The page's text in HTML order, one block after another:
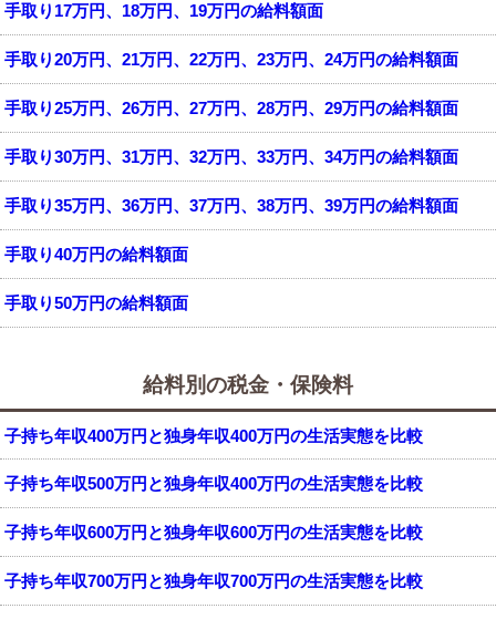
手取り17万円、18万円、19万円の給料額面
手取り20万円、21万円、22万円、23万円、24万円の給料額面
手取り25万円、26万円、27万円、28万円、29万円の給料額面
手取り30万円、31万円、32万円、33万円、34万円の給料額面
手取り35万円、36万円、37万円、38万円、39万円の給料額面
手取り40万円の給料額面
手取り50万円の給料額面
給料別の税金・保険料
子持ち年収400万円と独身年収400万円の生活実態を比較
子持ち年収500万円と独身年収400万円の生活実態を比較
子持ち年収600万円と独身年収600万円の生活実態を比較
子持ち年収700万円と独身年収700万円の生活実態を比較